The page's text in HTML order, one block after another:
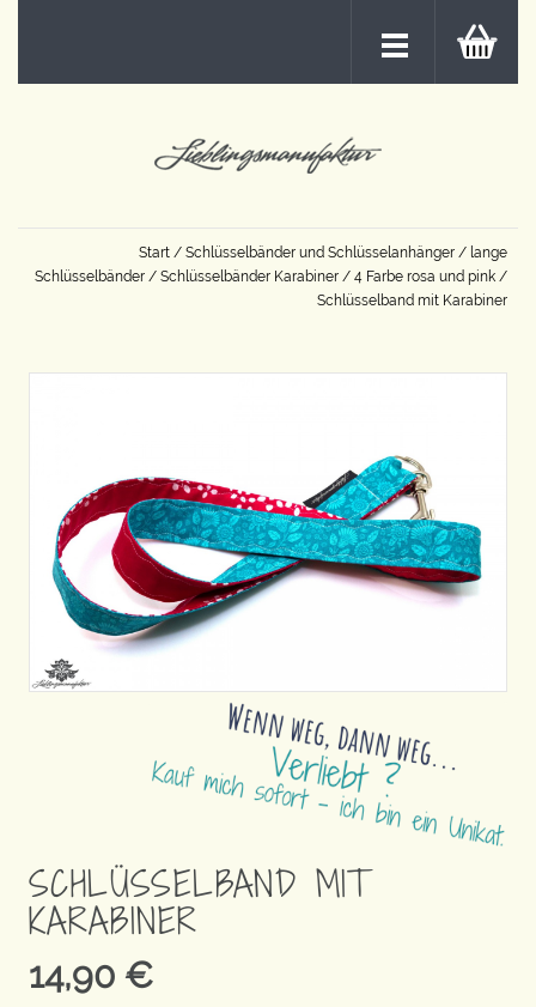
Start / Schlüsselbänder und Schlüsselanhänger / lange
Schlüsselbänder / Schlüsselbänder Karabiner / 4 Farbe rosa und pink /
Schlüsselband mit Karabiner
SCHLÜSSELBAND MIT
KARABINER
14,90 €